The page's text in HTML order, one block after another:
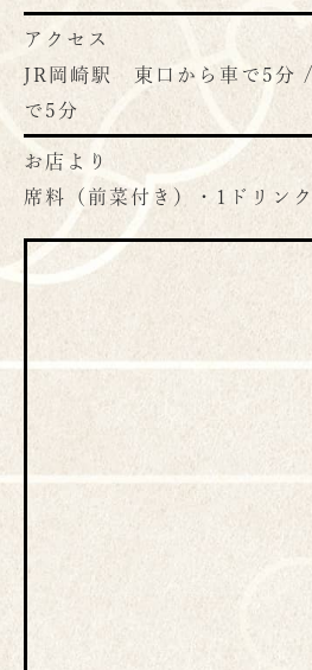
アクセス
JR岡崎駅 東口から車で5分
で5分
お店より
席料（前菜付き）・1ドリンク